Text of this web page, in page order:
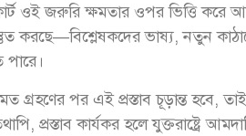
ওই জরুরি ক্ষমতার ওপর ভিত্তি
করছে—বিশ্লেষকদের ভাষ্য, নতুন
গ্রহণের পর এই প্রস্তাব চূড়ান্ত হবে,
প্রস্তাব কার্যকর হলে যুক্তরাষ্ট্রে